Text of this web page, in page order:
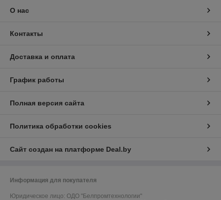
О нас
Контакты
Доставка и оплата
График работы
Полная версия сайта
Политика обработки cookies
Сайт создан на платформе Deal.by
Информация для покупателя
Юридическое лицо: ОДО "Белпромтехнологии"